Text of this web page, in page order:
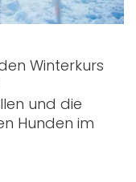
Winterkurs
und die
Hunden im